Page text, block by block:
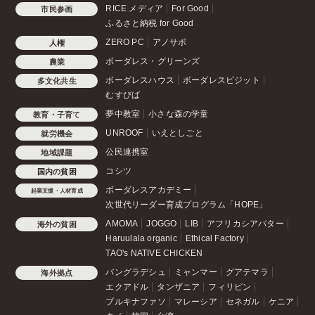
市民参画 RICE メディア
For Good
ふるさと納税 for Good
人権 ZERO PC アノサポ
農業 ボーダレス・グリーンズ
多文化共生 ボーダレスハウス
ボーダレスビジット
むすびば
教育・子育て 夢中教室 小さな森の学童
就労機会 UNROOF いえとしごと
地域課題 公民連携室
国内の貧困 コシツ
起業支援・人材育成
ボーダレスアカデミー
次世代リーダー育成プログラム「HOPE」
海外の貧困 AMOMA JOGGO LIB
アフリカシアバター
Haruulala organic
Ethical Factory
TAO's NATIVE CHICKEN
海外拠点 バングラデシュ ミャンマー
グアテマラ
エクアドル
タンザニア
フィリピン
ブルキナファソ
マレーシア セネガル
ケニア